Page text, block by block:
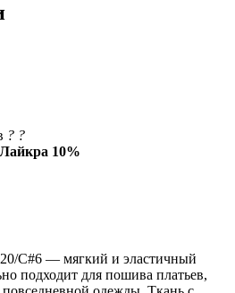
? ?
10%
C#6 — мягкий и эластичный
подходит для пошива платьев,